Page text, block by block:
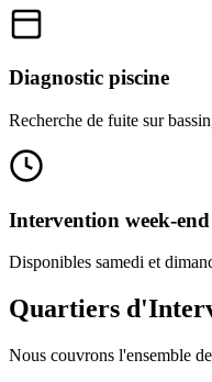
Diagnostic piscine
Recherche de fuite sur
Intervention week-end
Disponibles samedi et
Quartiers
Nous couvrons l'ensemble